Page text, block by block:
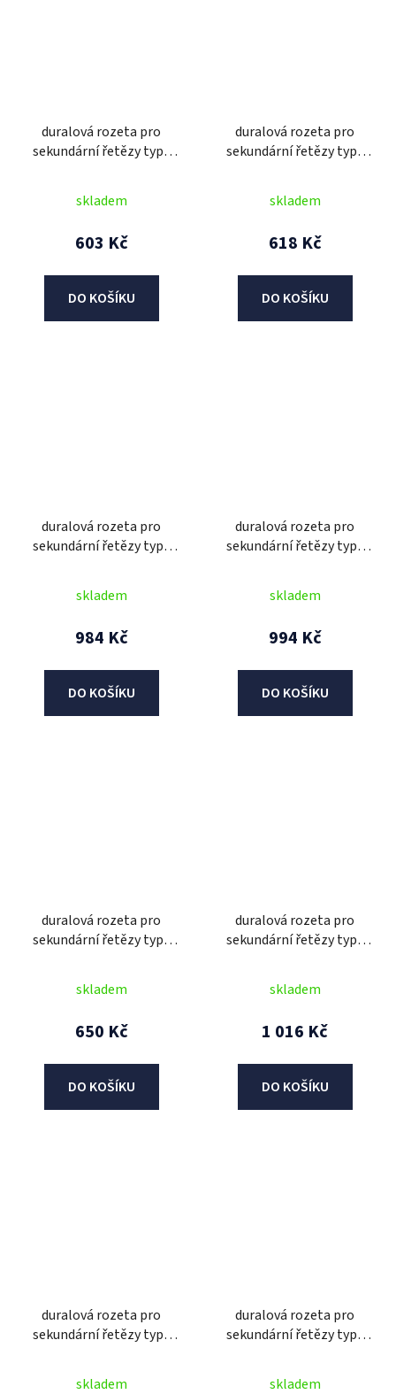
duralová rozeta pro
sekundární řetězy typu
skladem
603 Kč
DO KOŠÍKU
duralová rozeta pro
sekundární řetězy typu
skladem
618 Kč
DO KOŠÍKU
duralová rozeta pro
sekundární řetězy typu
skladem
984 Kč
DO KOŠÍKU
duralová rozeta pro
sekundární řetězy typu
skladem
994 Kč
DO KOŠÍKU
duralová rozeta pro
sekundární řetězy typu
skladem
650 Kč
DO KOŠÍKU
duralová rozeta pro
sekundární řetězy typu
skladem
1 016 Kč
DO KOŠÍKU
duralová rozeta pro
sekundární řetězy typu
skladem
duralová rozeta pro
sekundární řetězy typu
skladem